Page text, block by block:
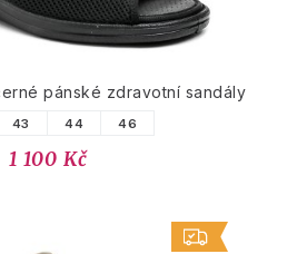
pánské zdravotní sandály
43 44 46
1 100 Kč